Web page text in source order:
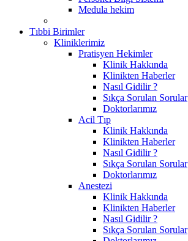
Medula hekim
Tıbbi Birimler
Kliniklerimiz
Pratisyen Hekimler
Klinik Hakkında
Klinikten Haberler
Nasıl Gidilir ?
Sıkça Sorulan Sorular
Doktorlarımız
Acil Tıp
Klinik Hakkında
Klinikten Haberler
Nasıl Gidilir ?
Sıkça Sorulan Sorular
Doktorlarımız
Anestezi
Klinik Hakkında
Klinikten Haberler
Nasıl Gidilir ?
Sıkça Sorulan Sorular